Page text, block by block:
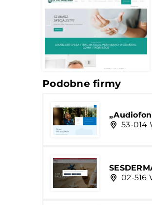
Podobne firmy
53-014
02-516